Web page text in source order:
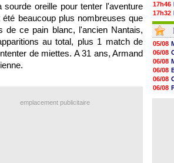
oreille pour tenter l'aventure
beaucoup plus nombreuses que
de ce pain blanc, l'ancien Nantais,
au total, plus 1 match de
de miettes. A 31 ans, Armand
emplacement publicitaire
17h46
17h32
17h16
16h59
16h37
16h33
16h27
16h22
16h07
15h46
15h41
05/08
06/08
06/08
06/08
06/08
06/08